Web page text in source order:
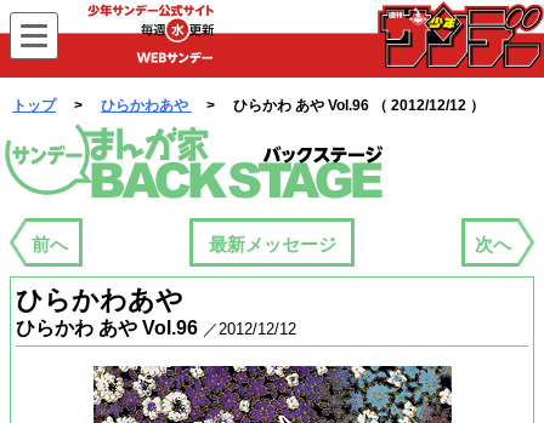
WEBサンデー
トップ> ひらかわあや > ひらかわ あや Vol.96 （ 2012/12/12 ）
まんが家バックステージ
前へ 最新メッセージ 次へ
ひらかわあや
ひらかわ あや Vol.96 ／2012/12/12